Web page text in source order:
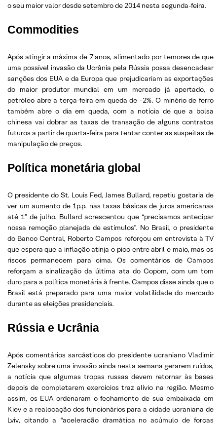
o seu maior valor desde setembro de 2014 nesta segunda-feira.
Commodities
Após atingir a máxima de 7 anos, alimentado por temores de que
uma possível invasão da Ucrânia pela Rússia possa desencadear
sanções dos EUA e da Europa que prejudicariam as exportações
do maior produtor mundial em um mercado já apertado, o
petróleo abre a terça-feira em queda de -2%. O minério de ferro
também abre o dia em queda, com a notícia de que a bolsa
chinesa vai dobrar as taxas de transação de alguns contratos
futuros a partir de quarta-feira para tentar conter as suspeitas de
manipulação de preços.
Política monetária global
O presidente do St. Louis Fed, James Bullard, repetiu gostaria de
ver um aumento de 1p.p. nas taxas básicas de juros americanas
até 1º de julho. Bullard acrescentou que “precisamos antecipar
nossa remoção planejada de estímulos”. No Brasil, o presidente
do Banco Central, Roberto Campos reforçou em entrevista à TV
que espera que a inflação atinja o pico entre abril e maio, mas os
riscos permanecem para cima. Os comentários de Campos
reforçam a sinalização da última ata do Copom, com um tom
duro para a política monetária à frente. Campos disse ainda que o
Brasil está preparado para uma maior volatilidade do mercado
durante as eleições presidenciais.
Rússia e Ucrânia
Após comentários sarcásticos do presidente ucraniano Vladimir
Zelensky sobre uma invasão ainda nesta semana gerarem ruídos,
a notícia que algumas tropas russas devem retornar às bases
depois de completarem exercícios traz alívio na região. Mesmo
assim, os EUA ordenaram o fechamento de sua embaixada em
Kiev e a realocação dos funcionários para a cidade ucraniana de
Lviv, citando a “aceleração dramática no acúmulo de forças